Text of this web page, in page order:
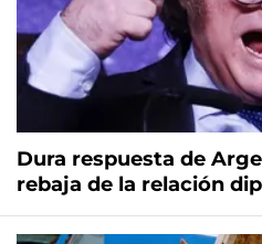
Dura respuesta de
rebaja de la relación